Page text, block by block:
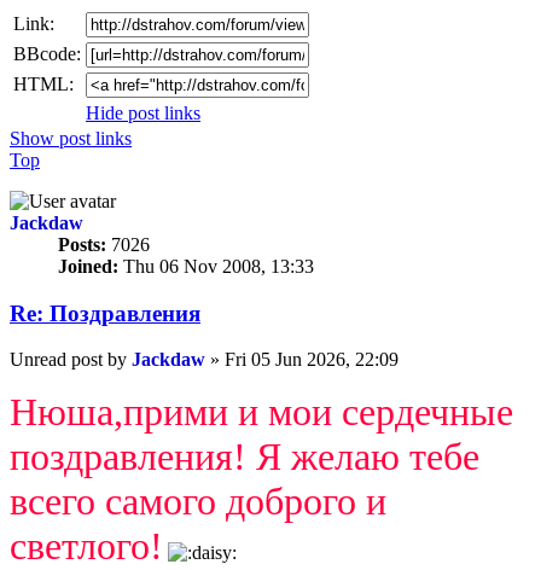
Link:
BBcode:
HTML:
Hide post links
Show post links
Top
Jackdaw
Posts: 7026
Joined: Thu 06 Nov 2008, 13:33
Re: Поздравлeния
Unread post by Jackdaw » Fri 05 Jun 2026, 22:09
Нюша,прими и мои сердечные
поздравления! Я желаю тебе
всего самого доброго и
светлого!